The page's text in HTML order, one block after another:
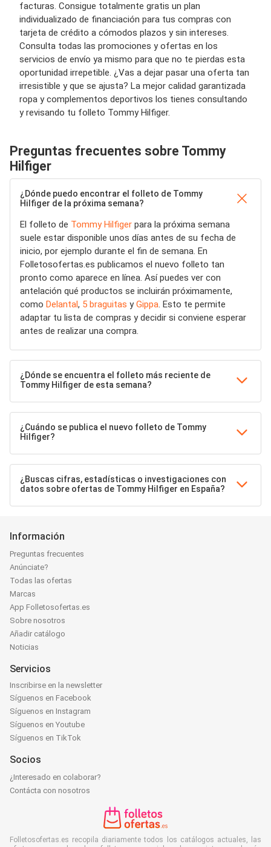
facturas. Consigue totalmente gratis un plan
individualizado de financiación para tus compras con
tarjeta de crédito a cómodos plazos y sin intereses.
Consulta todas las promociones y ofertas en los
servicios de envío ya mismo para que no te pierdas esta
oportunidad irrepetible. ¿Vas a dejar pasar una oferta tan
irresistible y que se ajusta? La mejor calidad garantizada
ropa y complementos deportivos los tienes consultando
y revisando tu folleto Tommy Hilfiger.
Preguntas frecuentes sobre Tommy
Hilfiger
¿Dónde puedo encontrar el folleto de Tommy
Hilfiger de la próxima semana?
El folleto de Tommy Hilfiger para la próxima semana
suele estar disponible unos días antes de su fecha de
inicio, por ejemplo durante el fin de semana. En
Folletosofertas.es publicamos el nuevo folleto tan
pronto como aparece en línea. Así puedes ver con
antelación qué productos se incluirán próximamente,
como Delantal, 5 braguitas yGippa. Esto te permite
adaptar tu lista de compras y decidir si conviene esperar
antes de realizar una compra.
¿Dónde se encuentra el folleto más reciente de
Tommy Hilfiger de esta semana?
¿Cuándo se publica el nuevo folleto de Tommy
Hilfiger?
¿Buscas cifras, estadísticas o investigaciones con
datos sobre ofertas de Tommy Hilfiger en España?
Información
Preguntas frecuentes
Anúnciate?
Todas las ofertas
Marcas
App Folletosofertas.es
Sobre nosotros
Añadir catálogo
Noticias
Servicios
Inscribirse en la newsletter
Síguenos en Facebook
Síguenos en Instagram
Síguenos en Youtube
Síguenos en TikTok
Socios
¿Interesado en colaborar?
Contácta con nosotros
Folletosofertas.es recopila diariamente todos los catálogos actuales, las